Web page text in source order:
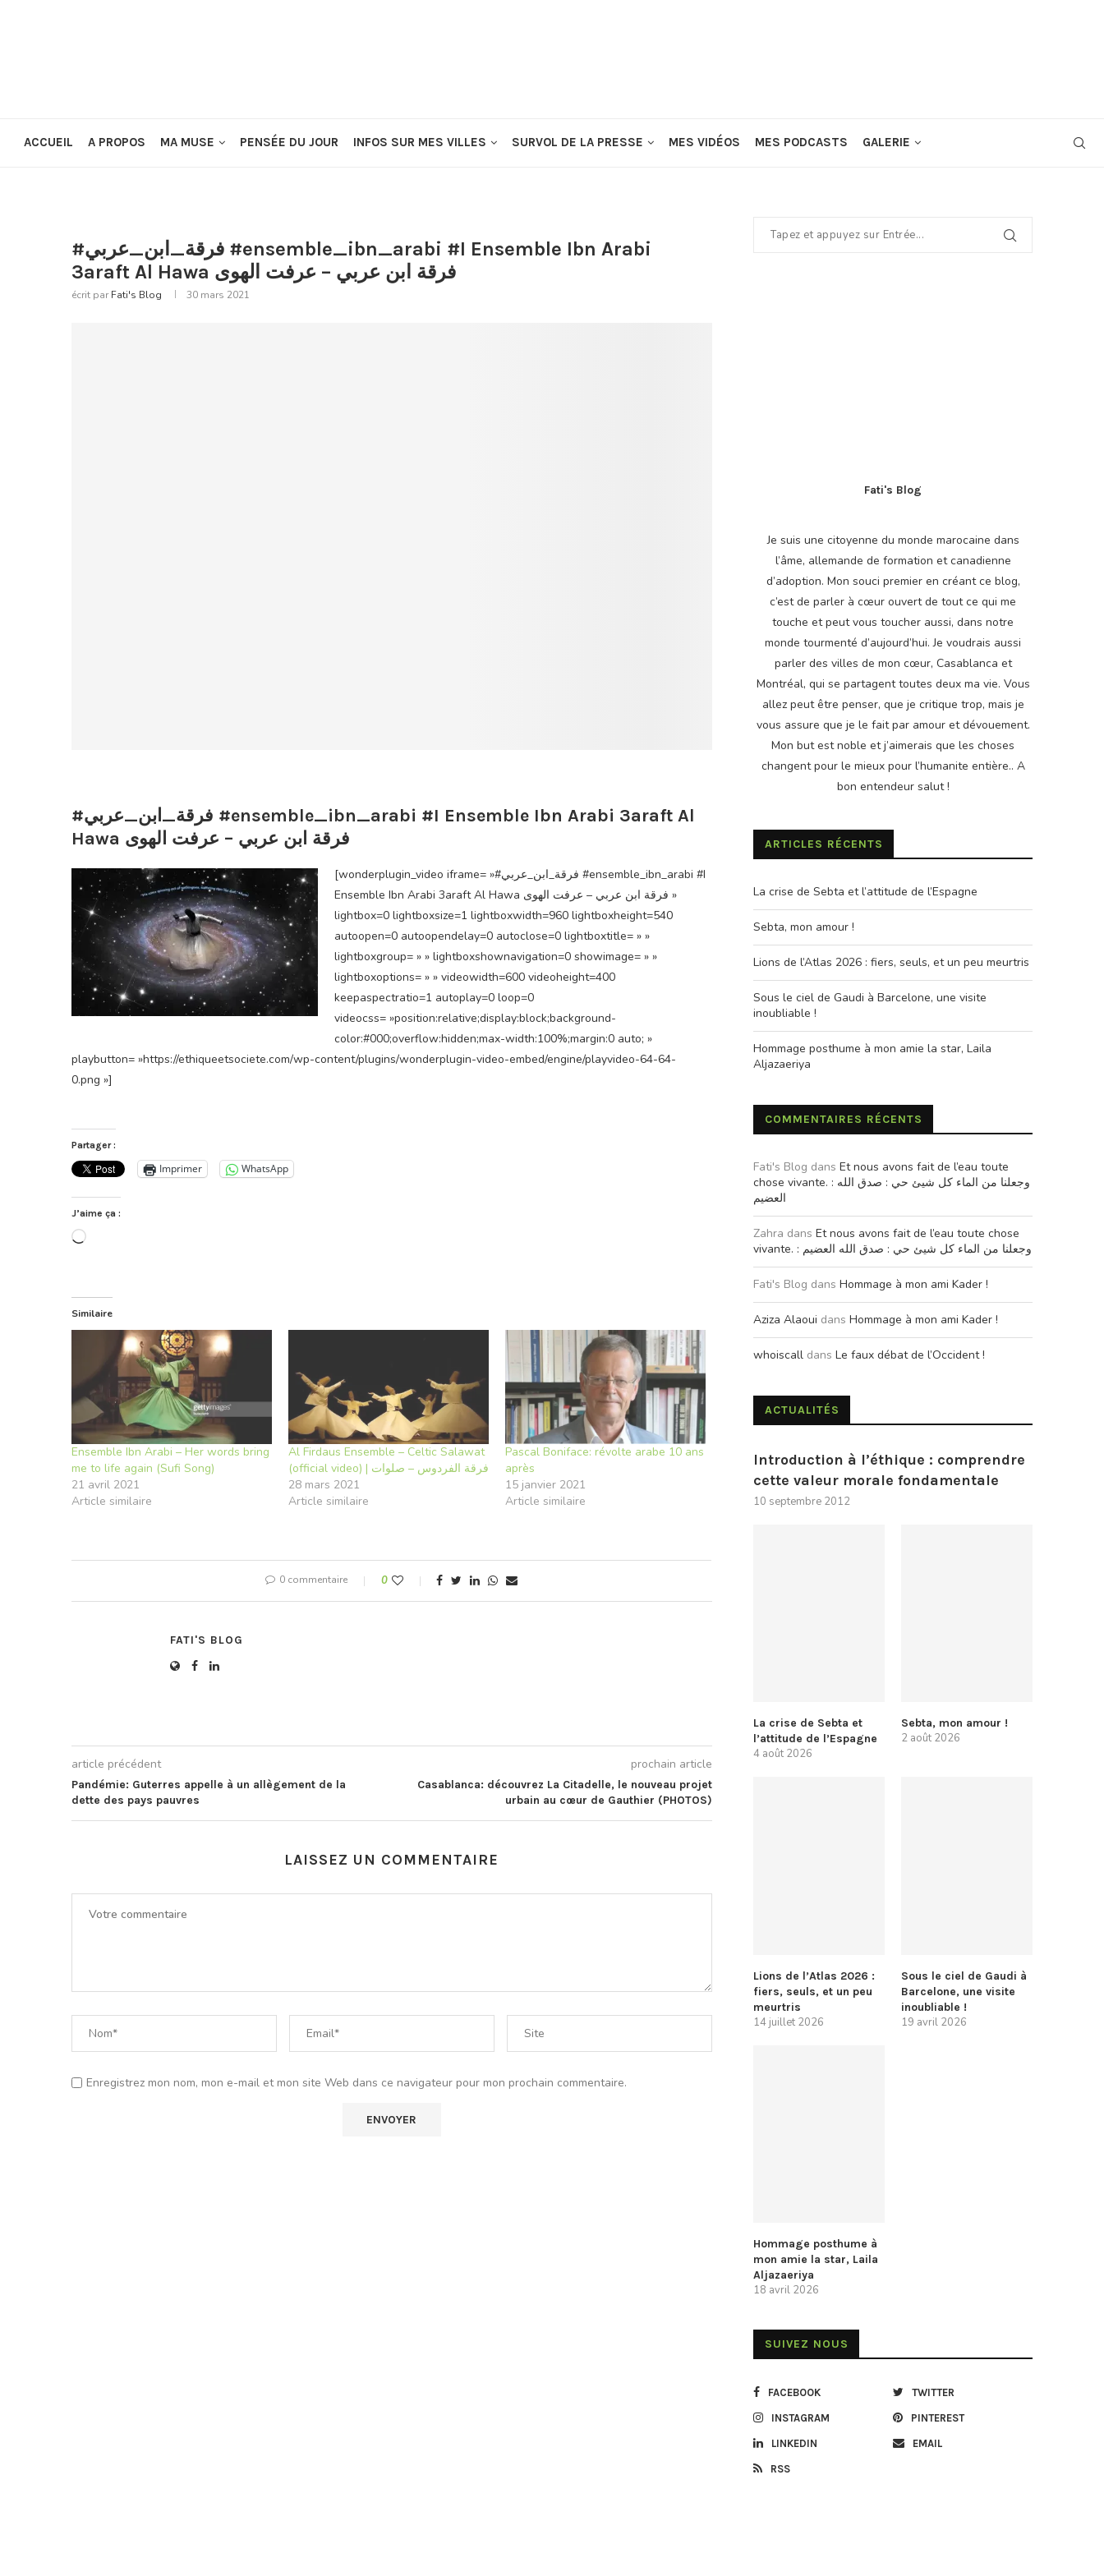
ACCUEIL A PROPOS MA MUSE PENSÉE DU JOUR INFOS SUR MES VILLES SURVOL DE LA PRESSE MES VIDÉOS MES PODCASTS GALERIE
#فرقة_ابن_عربي #ensemble_ibn_arabi #I Ensemble Ibn Arabi
3araft Al Hawa فرقة ابن عربي – عرفت الهوى
écrit par Fati's Blog 30 mars 2021
#فرقة_ابن_عربي #ensemble_ibn_arabi #I Ensemble Ibn Arabi 3araft Al
Hawa فرقة ابن عربي – عرفت الهوى
[wonderplugin_video iframe= »#فرقة_ابن_عربي #ensemble_ibn_arabi #I
Ensemble Ibn Arabi 3araft Al Hawa فرقة ابن عربي – عرفت الهوى »
lightbox=0 lightboxsize=1 lightboxwidth=960 lightboxheight=540
autoopen=0 autoopendelay=0 autoclose=0 lightboxtitle= » »
lightboxgroup= » » lightboxshownavigation=0 showimage= » »
lightboxoptions= » » videowidth=600 videoheight=400
keepaspectratio=1 autoplay=0 loop=0
videocss= »position:relative;display:block;background-
color:#000;overflow:hidden;max-width:100%;margin:0 auto; »
playbutton= »https://ethiqueetsociete.com/wp-content/plugins/wonderplugin-video-embed/engine/playvideo-64-64-
0.png »]
Partager :
Imprimer WhatsApp
J’aime ça :
Chargement…
Similaire
Ensemble Ibn Arabi – Her words bring
me to life again (Sufi Song)
21 avril 2021
Article similaire
Al Firdaus Ensemble – Celtic Salawat
(official video) | فرقة الفردوس – صلوات
28 mars 2021
Article similaire
Pascal Boniface: révolte arabe 10 ans
après
15 janvier 2021
Article similaire
0 commentaire 0
FATI'S BLOG
article précédent
Pandémie: Guterres appelle à un allègement de la
dette des pays pauvres
prochain article
Casablanca: découvrez La Citadelle, le nouveau projet
urbain au cœur de Gauthier (PHOTOS)
LAISSEZ UN COMMENTAIRE
Enregistrez mon nom, mon e-mail et mon site Web dans ce navigateur pour mon prochain commentaire.
Fati's Blog
Je suis une citoyenne du monde marocaine dans
l’âme, allemande de formation et canadienne
d’adoption. Mon souci premier en créant ce blog,
c’est de parler à cœur ouvert de tout ce qui me
touche et peut vous toucher aussi, dans notre
monde tourmenté d’aujourd’hui. Je voudrais aussi
parler des villes de mon cœur, Casablanca et
Montréal, qui se partagent toutes deux ma vie. Vous
allez peut être penser, que je critique trop, mais je
vous assure que je le fait par amour et dévouement.
Mon but est noble et j’aimerais que les choses
changent pour le mieux pour l’humanite entière.. A
bon entendeur salut !
ARTICLES RÉCENTS
La crise de Sebta et l’attitude de l’Espagne
Sebta, mon amour !
Lions de l’Atlas 2026 : fiers, seuls, et un peu meurtris
Sous le ciel de Gaudi à Barcelone, une visite
inoubliable !
Hommage posthume à mon amie la star, Laila
Aljazaeriya
COMMENTAIRES RÉCENTS
Fati's Blog dans Et nous avons fait de l’eau toute
chose vivante. : وجعلنا من الماء كل شيئ حي : صدق الله
العضيم
Zahra dans Et nous avons fait de l’eau toute chose
vivante. : وجعلنا من الماء كل شيئ حي : صدق الله العضيم
Fati's Blog dans Hommage à mon ami Kader !
Aziza Alaoui dans Hommage à mon ami Kader !
whoiscall dans Le faux débat de l’Occident !
ACTUALITÉS
Introduction à l’éthique : comprendre
cette valeur morale fondamentale
10 septembre 2012
La crise de Sebta et
l’attitude de l’Espagne
4 août 2026
Sebta, mon amour !
2 août 2026
Lions de l’Atlas 2026 :
fiers, seuls, et un peu
meurtris
14 juillet 2026
Sous le ciel de Gaudi à
Barcelone, une visite
inoubliable !
19 avril 2026
Hommage posthume à
mon amie la star, Laila
Aljazaeriya
18 avril 2026
SUIVEZ NOUS
FACEBOOK TWITTER
INSTAGRAM PINTEREST
LINKEDIN EMAIL
RSS